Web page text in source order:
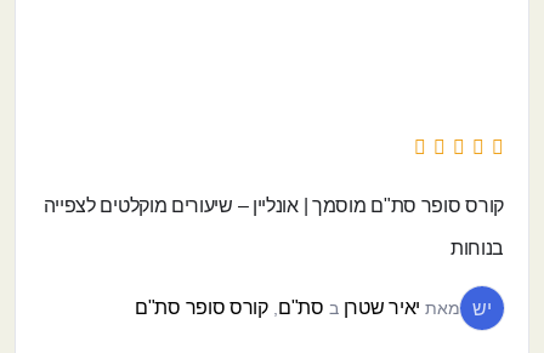
קורס סופר סת"ם מוסמך | אונליין – שיעורים מוקלטים לצפייה
בנוחות
יש מאת יאיר שטרן ב סת"ם,קורס סופר סת"ם